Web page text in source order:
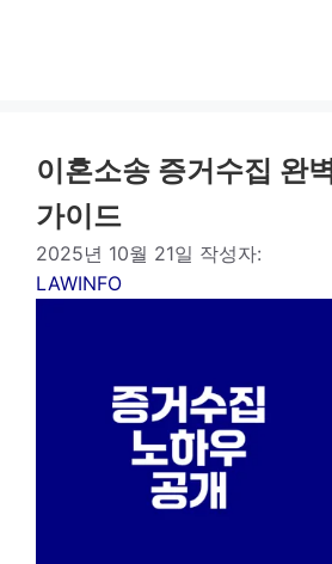
이혼소송 증거수집 완벽
가이드
2025년 10월 21일 작성자:
LAWINFO